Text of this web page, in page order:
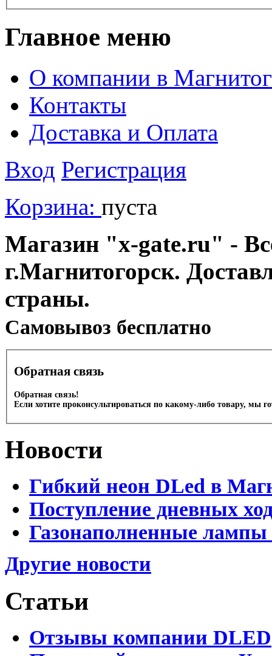
Главное меню
О компании в
Контакты
Доставка и Оплата
Вход Регистрация
Корзина: пуста
Магазин "x-gate.ru" -
г.Магнитогорск.
страны.
Cамовывоз бесплатно
Обратная связь
Обратная связь!
Если хотите проконсультироваться по какому-либо товару, мы
Новости
Гибкий неон DLed в
Поступление дневных
Газонаполненные
Другие новости
Статьи
Отзывы компании DLED